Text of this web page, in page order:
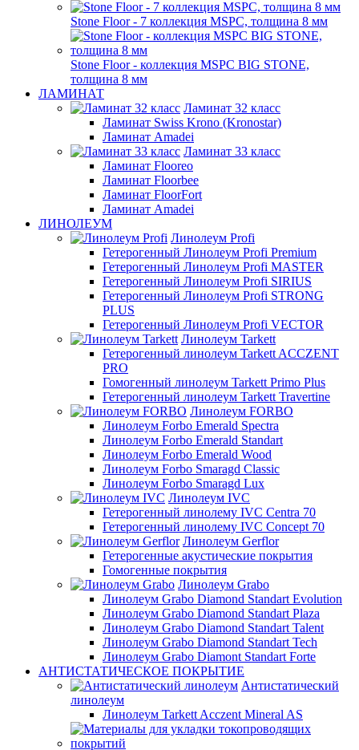
Stone Floor - 7 коллекция MSPC, толщина 8 мм
Stone Floor - коллекция MSPC BIG STONE,
толщина 8 мм
ЛАМИНАТ
Ламинат 32 класс
Ламинат Swiss Krono (Kronostar)
Ламинат Amadei
Ламинат 33 класс
Ламинат Flooreo
Ламинат Floorbee
Ламинат FloorFort
Ламинат Amadei
ЛИНОЛЕУМ
Линолеум Profi
Гетерогенный Линолеум Profi Premium
Гетерогенный Линолеум Profi MASTER
Гетерогенный Линолеум Profi SIRIUS
Гетерогенный Линолеум Profi STRONG
PLUS
Гетерогенный Линолеум Profi VECTOR
Линолеум Tarkett
Гетерогенный линолеум Tarkett ACCZENT
PRO
Гомогенный линолеум Tarkett Primo Plus
Гетерогенный линолеум Tarkett Travertine
Линолеум FORBO
Линолеум Forbo Emerald Spectra
Линолеум Forbo Emerald Standart
Линолеум Forbo Emerald Wood
Линолеум Forbo Smaragd Classic
Линолеум Forbo Smaragd Lux
Линолеум IVC
Гетерогенный линолему IVC Centra 70
Гетерогенный линолему IVC Concept 70
Линолеум Gerflor
Гетерогенные акустические покрытия
Гомогенные покрытия
Линолеум Grabo
Линолеум Grabo Diamond Standart Evolution
Линолеум Grabo Diamond Standart Plaza
Линолеум Grabo Diamond Standart Talent
Линолеум Grabo Diamond Standart Tech
Линолеум Grabo Diamont Standart Forte
АНТИСТАТИЧЕСКОЕ ПОКРЫТИЕ
Антистатический
линолеум
Линолеум Tarkett Acczent Mineral AS